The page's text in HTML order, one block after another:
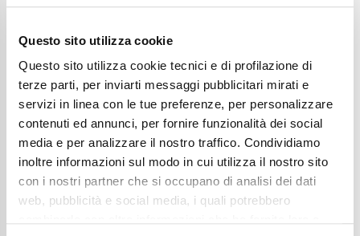
Questo sito utilizza cookie
Questo sito utilizza cookie tecnici e di profilazione di
terze parti, per inviarti messaggi pubblicitari mirati e
servizi in linea con le tue preferenze, per personalizzare
contenuti ed annunci, per fornire funzionalità dei social
media e per analizzare il nostro traffico. Condividiamo
inoltre informazioni sul modo in cui utilizza il nostro sito
con i nostri partner che si occupano di analisi dei dati
web, pubblicità e social media, i quali potrebbero